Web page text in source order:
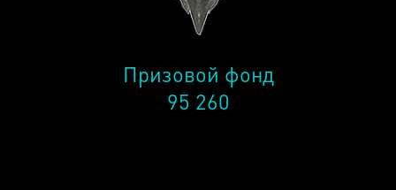
Призовой фонд
95 260